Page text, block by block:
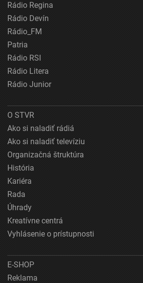
Rádio Regina
Rádio Devín
Rádio_FM
Patria
Rádio RSI
Rádio Litera
Rádio Junior
O STVR
Ako si naladiť rádiá
Ako si naladiť televíziu
Organizačná štruktúra
História
Kariéra
Rada
Úhrady
Kreatívne centrá
Vyhlásenie o prístupnosti
E-SHOP
Reklama